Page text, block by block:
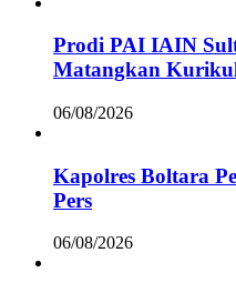
Prodi PAI IAIN
Matangkan
06/08/2026
Kapolres Boltara
Pers
06/08/2026